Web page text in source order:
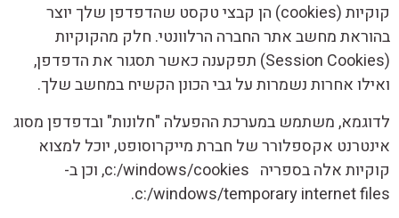
קוקיות (cookies) הן קבצי טקסט שהדפדפן שלך יוצר
בהוראת מחשב אתר החברה הרלוונטי. חלק מהקוקיות
(Session Cookies) תפקענה כאשר תסגור את הדפדפן,
ואילו אחרות נשמרות על גבי הכונן הקשיח במחשב שלך.
לדוגמא, משתמש במערכת ההפעלה "חלונות" ובדפדפן מסוג
אינטרנט אקספלורר של חברת מייקרוסופט, יוכל למצוא
קוקיות אלה בספריה c:/windows/cookies, וכן ב-
c:/windows/temporary internet files.